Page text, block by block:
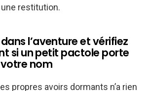
restitution.
l’aventure et vérifiez
si un petit pactole porte
nom
propres avoirs dormants n’a rien